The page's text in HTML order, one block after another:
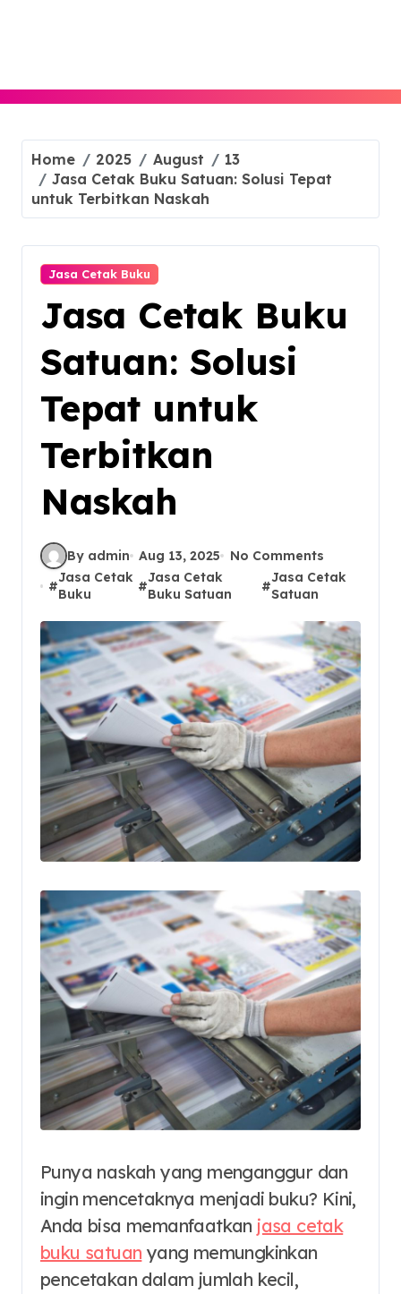
Home 2025 August
13
Jasa Cetak Buku Satuan: Solusi Tepat
untuk Terbitkan Naskah
Jasa Cetak Buku
Jasa Cetak Buku
Satuan: Solusi
Tepat untuk
Terbitkan
Naskah
By admin Aug 13, 2025
No Comments
#
Jasa Cetak
Buku
#
Jasa Cetak
Buku Satuan
#
Jasa Cetak
Satuan
Punya naskah yang menganggur dan
ingin mencetaknya menjadi buku? Kini,
Anda bisa memanfaatkan jasa cetak
buku satuan yang memungkinkan
pencetakan dalam jumlah kecil,